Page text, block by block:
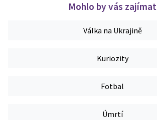
Mohlo by vás zajímat
Válka na Ukrajině
Kuriozity
Fotbal
Úmrtí